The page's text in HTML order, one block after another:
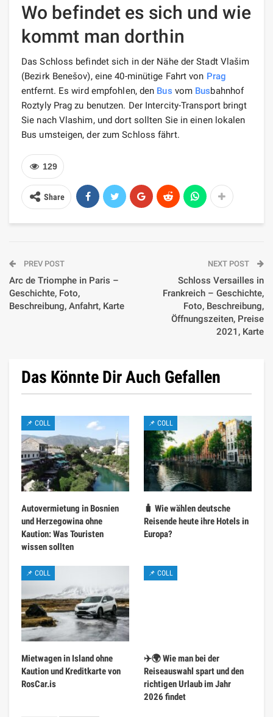
Wo befindet es sich und wie
kommt man dorthin
Das Schloss befindet sich in der Nähe der Stadt Vlašim
(Bezirk Benešov), eine 40-minütige Fahrt von Prag
entfernt. Es wird empfohlen, den Bus vom Busbahnhof
Roztyly Prag zu benutzen. Der Intercity-Transport bringt
Sie nach Vlashim, und dort sollten Sie in einen lokalen
Bus umsteigen, der zum Schloss fährt.
129
Share
PREV POST
Arc de Triomphe in Paris –
Geschichte, Foto,
Beschreibung, Anfahrt, Karte
NEXT POST
Schloss Versailles in
Frankreich – Geschichte,
Foto, Beschreibung,
Öffnungszeiten, Preise
2021, Karte
Das Könnte Dir Auch Gefallen
📌 COLL
Autovermietung in Bosnien
und Herzegowina ohne
Kaution: Was Touristen
wissen sollten
📌 COLL
🧳 Wie wählen deutsche
Reisende heute ihre Hotels in
Europa?
📌 COLL
Mietwagen in Island ohne
Kaution und Kreditkarte von
RosCar.is
📌 COLL
✈️🌍 Wie man bei der
Reiseauswahl spart und den
richtigen Urlaub im Jahr
2026 findet